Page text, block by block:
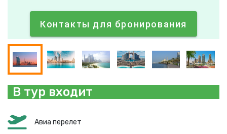
Контакты для бронирования
В тур входит
Авиа перелет